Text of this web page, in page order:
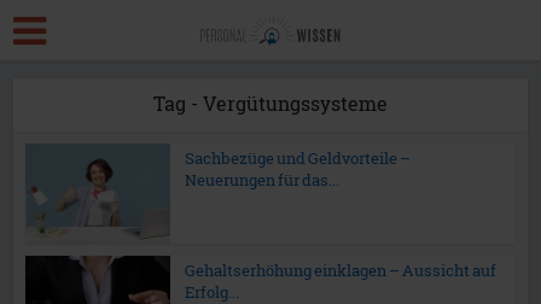
Tag - Vergütungssysteme
Sachbezüge und Geldvorteile –
Neuerungen für das...
Gehaltserhöhung einklagen – Aussicht auf
Erfolg...